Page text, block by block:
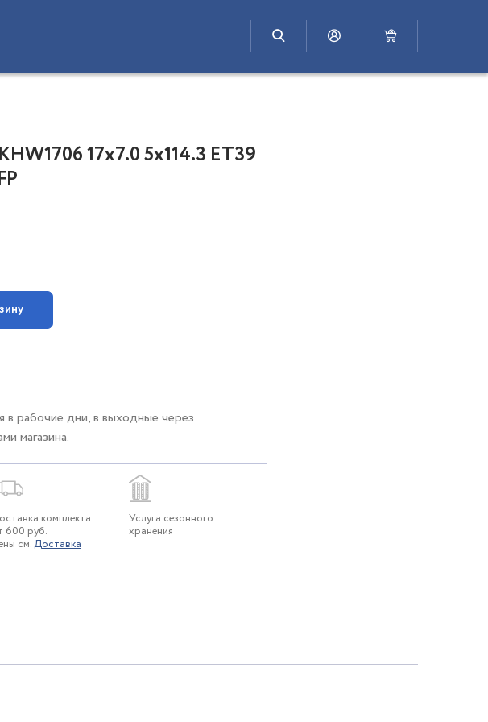
17x7.0 5x114.3 ET39
рабочие дни, в выходные через
магазина.
комплекта
600 руб.
см.Доставка
Услуга сезонного
хранения